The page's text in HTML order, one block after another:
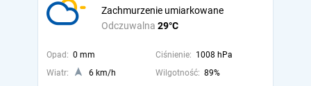
Odczuwalna 29°C
Zachmurzenie umiarkowane
Opad: 0 mm Ciśnienie: 1008 hPa
Wiatr:
6 km/h Wilgotność: 89%